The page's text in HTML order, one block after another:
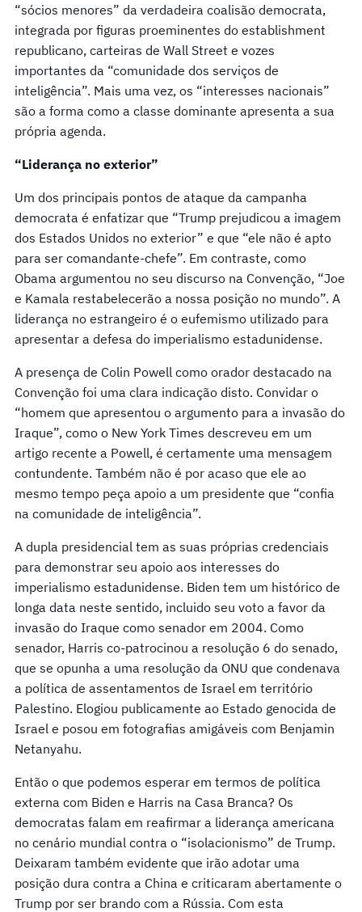
“sócios menores” da verdadeira coalisão democrata,
integrada por figuras proeminentes do establishment
republicano, carteiras de Wall Street e vozes
importantes da “comunidade dos serviços de
inteligência”. Mais uma vez, os “interesses nacionais”
são a forma como a classe dominante apresenta a sua
própria agenda.
“Liderança no exterior”
Um dos principais pontos de ataque da campanha
democrata é enfatizar que “Trump prejudicou a imagem
dos Estados Unidos no exterior” e que “ele não é apto
para ser comandante-chefe”. Em contraste, como
Obama argumentou no seu discurso na Convenção, “Joe
e Kamala restabelecerão a nossa posição no mundo”. A
liderança no estrangeiro é o eufemismo utilizado para
apresentar a defesa do imperialismo estadunidense.
A presença de Colin Powell como orador destacado na
Convenção foi uma clara indicação disto. Convidar o
“homem que apresentou o argumento para a invasão do
Iraque”, como o New York Times descreveu em um
artigo recente a Powell, é certamente uma mensagem
contundente. Também não é por acaso que ele ao
mesmo tempo peça apoio a um presidente que “confia
na comunidade de inteligência”.
A dupla presidencial tem as suas próprias credenciais
para demonstrar seu apoio aos interesses do
imperialismo estadunidense. Biden tem um histórico de
longa data neste sentido, incluido seu voto a favor da
invasão do Iraque como senador em 2004. Como
senador, Harris co-patrocinou a resolução 6 do senado,
que se opunha a uma resolução da ONU que condenava
a política de assentamentos de Israel em território
Palestino. Elogiou publicamente ao Estado genocida de
Israel e posou em fotografias amigáveis com Benjamin
Netanyahu.
Então o que podemos esperar em termos de política
externa com Biden e Harris na Casa Branca? Os
democratas falam em reafirmar a liderança americana
no cenário mundial contra o “isolacionismo” de Trump.
Deixaram também evidente que irão adotar uma
posição dura contra a China e criticaram abertamente o
Trump por ser brando com a Rússia. Com esta